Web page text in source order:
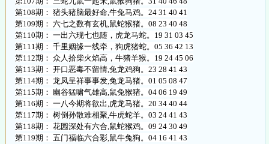
第108期： 猪头猪脑最好命,牛兔马鸡。24 31 40 41
第109期： 六七之数有玄机,鼠蛇猴猪。08 23 40 48
第110期： 一出六现七也随，虎龙马蛇。19 31 03 45
第111期： 千里姻缘一线牵，狗虎猪蛇。05 36 42 13
第112期： 众人拾柴火焰高，牛猪羊猴。19 24 45 06
第113期： 开口恶毒不留情,兔龙鸡狗。23 28 41 43
第114期： 龙凤呈祥事事发,兔龙马猪。01 05 08 47
第115期： 幽谷猛啸气雄高,鼠兔猴猪。04 06 19 49
第116期： 一八今期将欲出,虎龙马猪。20 34 40 44
第117期： 树倒孙散难相聚,牛虎蛇羊。03 24 41 43
第118期： 花园深处有六合,鼠蛇猴鸡。09 24 30 49
第119期： 五门福临六合彩,鼠牛兔狗。04 16 41 43